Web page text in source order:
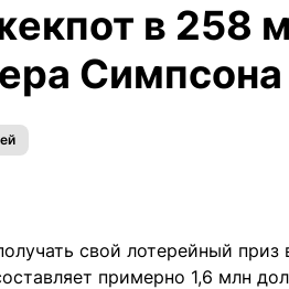
в 258
Симпсона
свой лотерейный
примерно 1,6 млн